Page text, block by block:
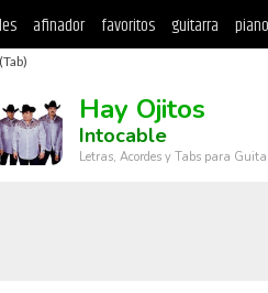
afinador favoritos guitarra piano
Hay Ojitos
Intocable
Letras, Acordes y Tabs para